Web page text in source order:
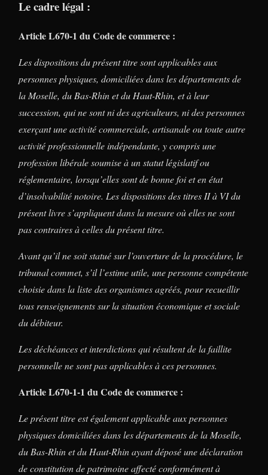
Le cadre légal :
Article L670-1 du Code de commerce :
Les dispositions du présent titre sont applicables aux
personnes physiques, domiciliées dans les départements de
la Moselle, du Bas-Rhin et du Haut-Rhin, et à leur
succession, qui ne sont ni des agriculteurs, ni des personnes
exerçant une activité commerciale, artisanale ou toute autre
activité professionnelle indépendante, y compris une
profession libérale soumise à un statut législatif ou
réglementaire, lorsqu’elles sont de bonne foi et en état
d’insolvabilité notoire. Les dispositions des titres II à VI du
présent livre s’appliquent dans la mesure où elles ne sont
pas contraires à celles du présent titre.
Avant qu’il ne soit statué sur l’ouverture de la procédure, le
tribunal commet, s’il l’estime utile, une personne compétente
choisie dans la liste des organismes agréés, pour recueillir
tous renseignements sur la situation économique et sociale
du débiteur.
Les déchéances et interdictions qui résultent de la faillite
personnelle ne sont pas applicables à ces personnes.
Article L670-1-1 du Code de commerce :
Le présent titre est également applicable aux personnes
physiques domiciliées dans les départements de la Moselle,
du Bas-Rhin et du Haut-Rhin ayant déposé une déclaration
de constitution de patrimoine affecté conformément à